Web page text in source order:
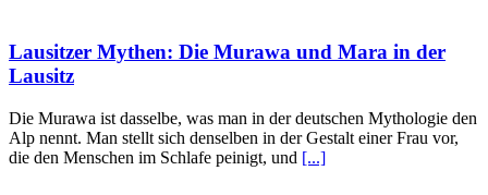
Lausitzer Mythen: Die Murawa und Mara in der
Lausitz
Die Murawa ist dasselbe, was man in der deutschen Mythologie den
Alp nennt. Man stellt sich denselben in der Gestalt einer Frau vor,
die den Menschen im Schlafe peinigt, und [...]